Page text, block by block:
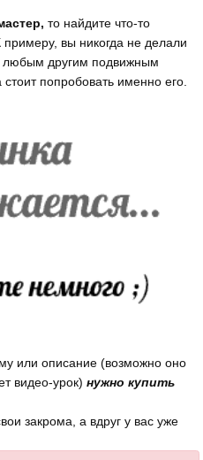
то найдите что-то
вы никогда не делали
любым другим подвижным
попробовать именно его.
или описание (возможно оно
видео-урок) нужно купить
закрома, а вдруг у вас уже